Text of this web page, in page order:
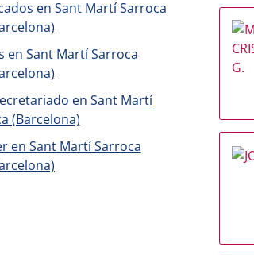
en Sant Martí Sarroca
en Sant Martí Sarroca
en Sant Martí
(Barcelona)
en Sant Martí Sarroca